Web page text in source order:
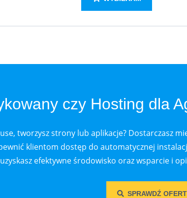
czy Hosting dla
tworzysz strony lub aplikacje? Dostarczasz
klientom dostęp do automatycznej
uzyskasz efektywne środowisko oraz wsparcie i
SPRAWDŹ